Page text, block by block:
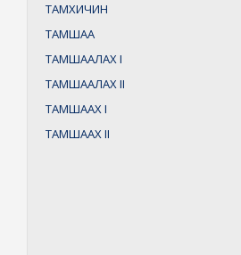
ТАМХИЧИН
ТАМШАА
ТАМШААЛАХI
ТАМШААЛАХII
ТАМШААХI
ТАМШААХII